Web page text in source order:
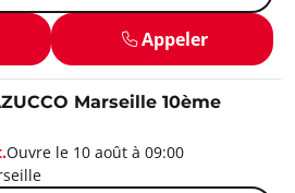
Appeler
Marseille 10ème
Ouvre le 10 août à 09:00